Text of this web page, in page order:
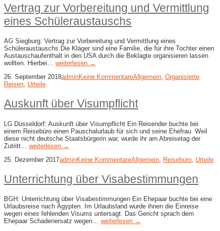
Vertrag zur Vorbereitung und Vermittlung
eines Schüleraustauschs
AG Siegburg: Vertrag zur Vorbereitung und Vermittlung eines
Schüleraustauschs Die Kläger sind eine Familie, die für ihre Tochter einen
Austauschaufenthalt in den USA durch die Beklagte organisieren lassen
wollten. Hierbei… weiterlesen →
26. September 2018adminKeine KommentareAllgemein, Organisierte
Reisen, Urteile
Auskunft über Visumpflicht
LG Düsseldorf: Auskunft über Visumpflicht Ein Reisender buchte bei
einem Reisebüro einen Pauschalurlaub für sich und seine Ehefrau. Weil
diese nicht deutsche Staatsbürgerin war, wurde ihr am Abreisetag der
Zutritt… weiterlesen →
25. Dezember 2017adminKeine KommentareAllgemein Reisebüro Urteile
Unterrichtung über Visabestimmungen
BGH: Unterrichtung über Visabestimmungen Ein Ehepaar buchte bei eine
Urlaubsreise nach Ägypten. Im Urlaubsland wurde ihnen die Einreise
wegen eines fehlenden Visums untersagt. Das Gericht sprach dem
Ehepaar Schadenersatz wegen… weiterlesen →